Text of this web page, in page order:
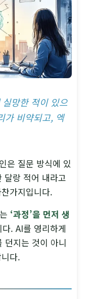
망한 적이 있으
가 비약되고, 엑
은 질문 방식에 있
달랑 적어 내라고
가지입니다.
‘과정’을 먼저 생
다. AI를 영리하게
던지는 것이 아니
다.